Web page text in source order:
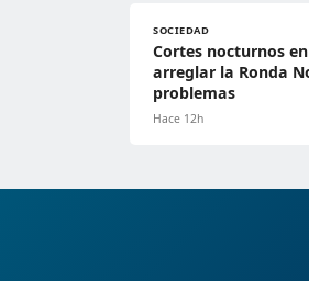
SOCIEDAD
Cortes nocturnos
arreglar la Ronda
problemas
Hace 12h